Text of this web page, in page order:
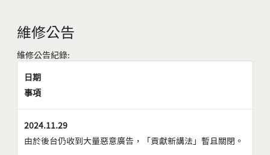
維修公告
維修公告紀錄:
日期
事項
2024.11.29
由於後台仍收到大量惡意廣告，「貢獻新講法」暫且關閉。